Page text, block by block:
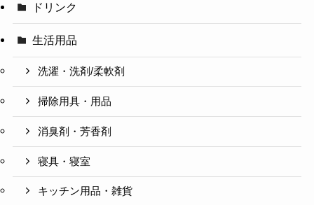
ドリンク
生活用品
洗濯・洗剤/柔軟剤
掃除用具・用品
消臭剤・芳香剤
寝具・寝室
キッチン用品・雑貨